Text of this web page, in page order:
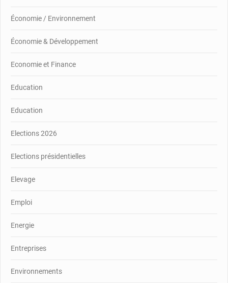
Économie / Environnement
Économie & Développement
Economie et Finance
Education
Education
Elections 2026
Elections présidentielles
Elevage
Emploi
Energie
Entreprises
Environnements